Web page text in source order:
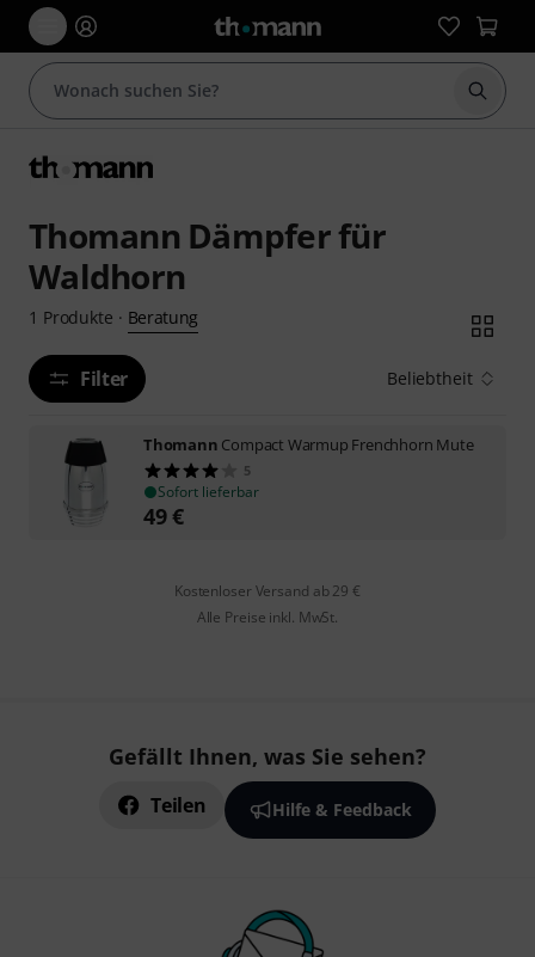
Suche
Thomann Dämpfer für
Waldhorn
1 Produkte · Beratung
Filter Beliebtheit
Thomann Compact Warmup Frenchhorn Mute
5
Sofort lieferbar
49€
Kostenloser Versand ab 29 €
Alle Preise inkl. MwSt.
Gefällt Ihnen, was Sie sehen?
Teilen Hilfe & Feedback